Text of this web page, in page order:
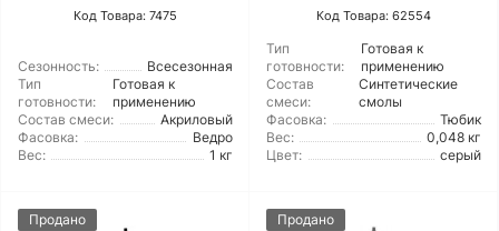
Код Товара: 7475
Сезонность:
Всесезонная
Тип
готовности:
Готовая к
применению
Состав смеси:
Акриловый
Фасовка:
Ведро
Вес:
1 кг
Код Товара: 62554
Тип
готовности:
Готовая к
применению
Состав
смеси:
Синтетические
смолы
Фасовка:
Тюбик
Вес:
0,048 кг
Цвет:
серый
Продано Продано